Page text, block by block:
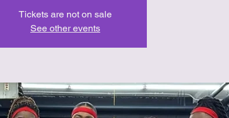
Tickets are not on sale
See other events